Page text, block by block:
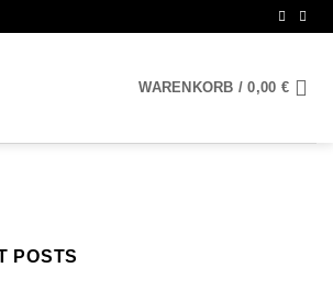
WARENKORB /0,00 €
POSTS